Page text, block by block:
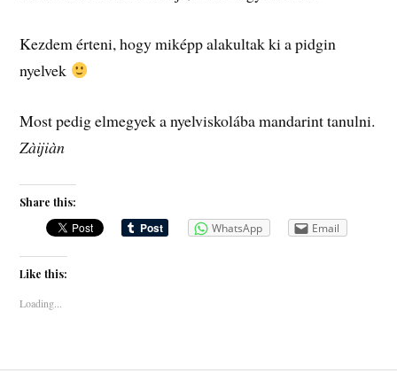
Kezdem érteni, hogy miképp alakultak ki a pidgin
nyelvek
Most pedig elmegyek a nyelviskolába mandarint tanulni.
Zàijiàn
Share this:
WhatsApp Email
Like this:
Loading...